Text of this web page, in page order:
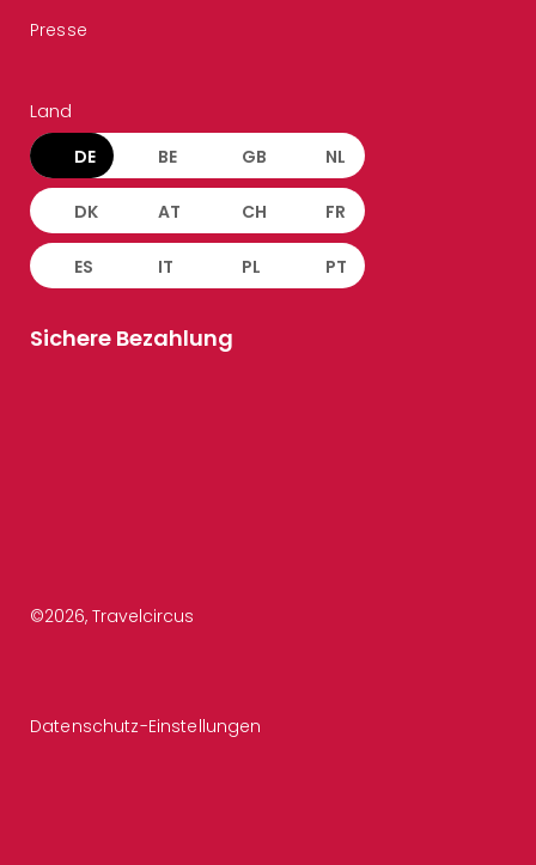
Presse
Land
DE BE GB NL
DK AT CH FR
ES IT PL PT
Sichere Bezahlung
©2026, Travelcircus
Datenschutz-Einstellungen